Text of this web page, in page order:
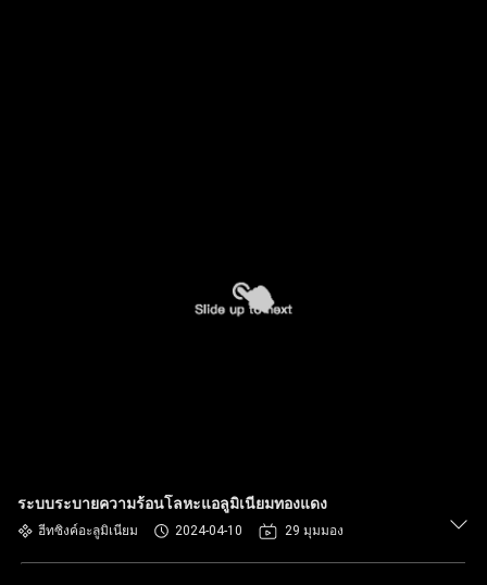
ระบบระบายความร้อนโลหะแอลูมิเนียมทองแดง
ฮีทซิงค์อะลูมิเนียม 2024-04-10 29 มุมมอง